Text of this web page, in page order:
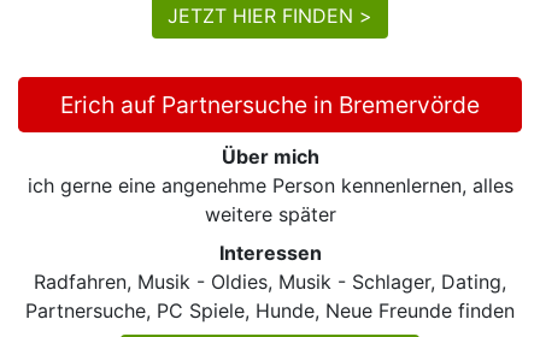
JETZT HIER FINDEN >
Erich auf Partnersuche in Bremervörde
Über mich
ich gerne eine angenehme Person kennenlernen, alles
weitere später
Interessen
Radfahren, Musik - Oldies, Musik - Schlager, Dating,
Partnersuche, PC Spiele, Hunde, Neue Freunde finden